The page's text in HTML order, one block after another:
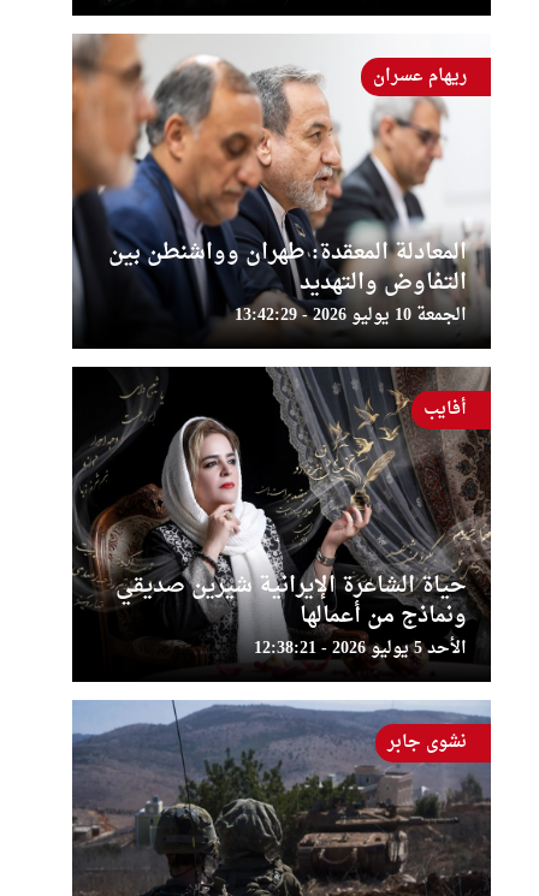
المعادلة المعقدة: طهران وواشنطن بين
التفاوض والتهديد
الجمعة 10 يوليو 2026 - 13:42:29
ريهام عسران
حياة الشاعرة الإيرانية شيرين صديقي
ونماذج من أعمالها
الأحد 5 يوليو 2026 - 12:38:21
أفايب
نشوى جابر